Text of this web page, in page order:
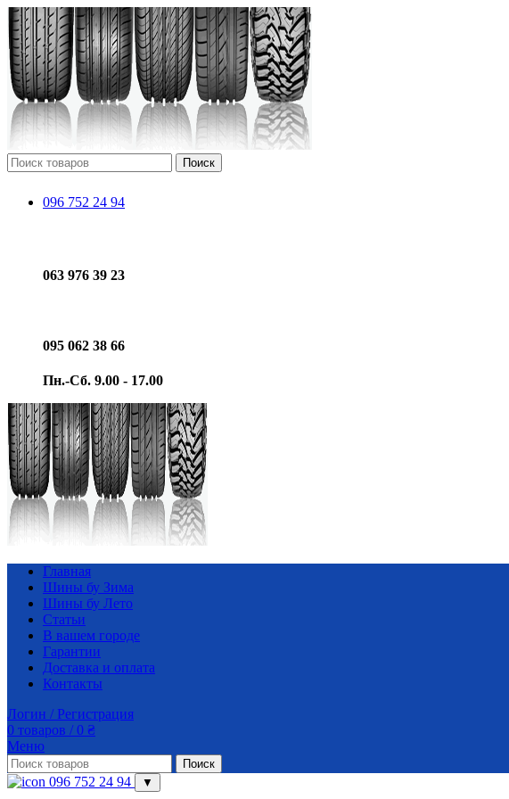
Поиск
096 752 24 94
063 976 39 23
095 062 38 66
Пн.-Сб. 9.00 - 17.00
Главная
Шины бу Зима
Шины бу Лето
Статьи
В вашем городе
Гарантии
Доставка и оплата
Контакты
Логин / Регистрация
0 товаров / 0 ₴
Меню
Поиск
096 752 24 94 ▼